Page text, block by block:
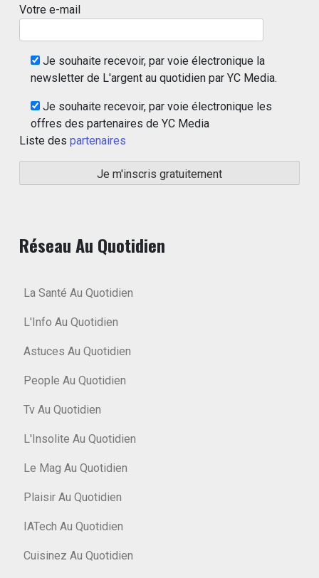
Votre e-mail
Je souhaite recevoir, par voie électronique la
newsletter de L'argent au quotidien par YC Media.
Je souhaite recevoir, par voie électronique les
offres des partenaires de YC Media
Liste des partenaires
Réseau Au Quotidien
La Santé Au Quotidien
L'Info Au Quotidien
Astuces Au Quotidien
People Au Quotidien
Tv Au Quotidien
L'Insolite Au Quotidien
Le Mag Au Quotidien
Plaisir Au Quotidien
IATech Au Quotidien
Cuisinez Au Quotidien